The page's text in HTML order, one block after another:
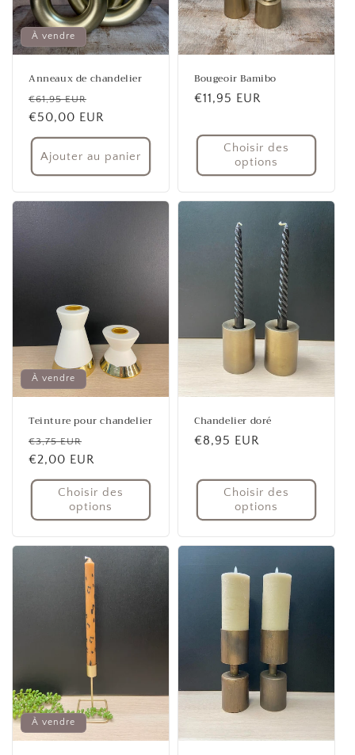
À vendre
Anneaux de chandelier
Prix
habituel
€61,95 EUR
promotionnel
€50,00 EUR
Ajouter au panier
Bougeoir Bamibo
Prix
€11,95 EUR
Choisir des
options
À vendre
Teinture pour chandelier
Prix
habituel
€3,75 EUR
promotionnel
€2,00 EUR
Choisir des
options
Chandelier doré
Prix
€8,95 EUR
Choisir des
options
À vendre